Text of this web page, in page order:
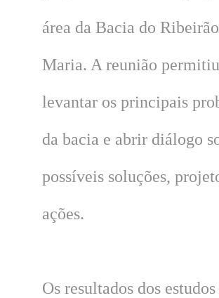
área da Bacia do
Maria. A reunião permitiu
levantar os principais
da bacia e abrir diálogo
possíveis soluções,
ações.
Os resultados dos estudos